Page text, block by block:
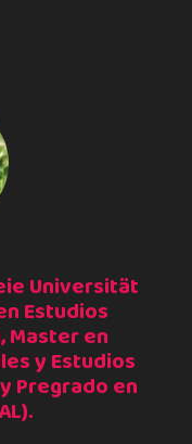
Universität
Estudios
Master en
y Estudios
Pregrado en